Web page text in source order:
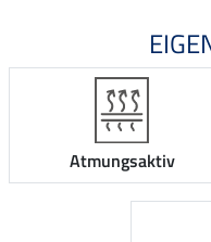
Atmungsaktiv